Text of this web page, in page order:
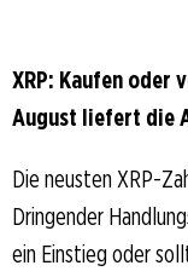
XRP: Kaufen oder
August liefert die
Die neusten XRP-
Dringender
ein Einstieg oder